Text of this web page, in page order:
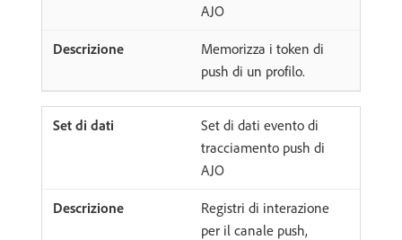
AJO
Memorizza i token di
push di un profilo.
Set di dati evento di
tracciamento push di
AJO
Registri di interazione
per il canale push,